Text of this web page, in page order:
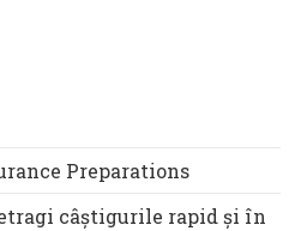
Preparations
câștigurile rapid și în